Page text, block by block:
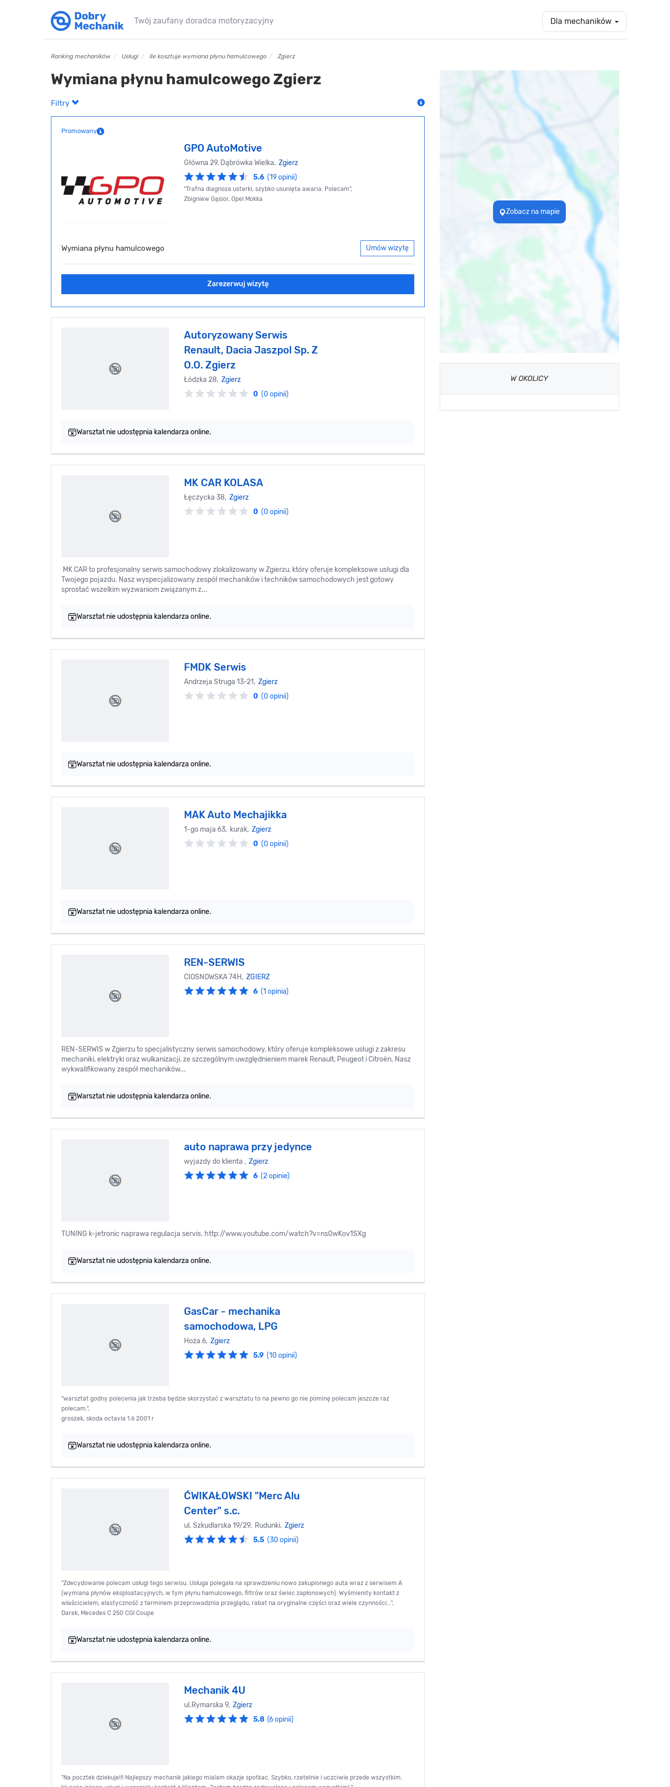
Twój zaufany doradca motoryzacyjny Dla mechaników
Ranking mechaników Usługi Ile kosztuje wymiana płynu hamulcowego Zgierz
Wymiana płynu hamulcowego Zgierz
Filtry
Promowany
GPO AutoMotive
Główna 29, Dąbrówka Wielka, Zgierz
5.6 (19 opinii)
"Trafna diagnoza usterki, szybko usunięta awaria. Polecam",
Zbigniew Gąsior, Opel Mokka
Wymiana płynu hamulcowego Umów wizytę
Zarezerwuj wizytę
Autoryzowany Serwis
Renault, Dacia Jaszpol Sp. Z
O.O. Zgierz
Łódzka 28, Zgierz
0 (0 opinii)
Warsztat nie udostępnia kalendarza online.
MK CAR KOLASA
Łęczycka 38, Zgierz
0 (0 opinii)
MK CAR to profesjonalny serwis samochodowy zlokalizowany w Zgierzu, który oferuje kompleksowe usługi dla
Twojego pojazdu. Nasz wyspecjalizowany zespół mechaników i techników samochodowych jest gotowy
sprostać wszelkim wyzwaniom związanym z...
Warsztat nie udostępnia kalendarza online.
FMDK Serwis
Andrzeja Struga 13-21, Zgierz
0 (0 opinii)
Warsztat nie udostępnia kalendarza online.
MAK Auto Mechajikka
1-go maja 63, kurak, Zgierz
0 (0 opinii)
Warsztat nie udostępnia kalendarza online.
REN-SERWIS
CIOSNOWSKA 74H, ZGIERZ
6 (1 opinia)
REN-SERWIS w Zgierzu to specjalistyczny serwis samochodowy, który oferuje kompleksowe usługi z zakresu
mechaniki, elektryki oraz wulkanizacji, ze szczególnym uwzględnieniem marek Renault, Peugeot i Citroën. Nasz
wykwalifikowany zespół mechaników...
Warsztat nie udostępnia kalendarza online.
auto naprawa przy jedynce
wyjazdy do klienta , Zgierz
6 (2 opinie)
TUNING k-jetronic naprawa regulacja servis. http://www.youtube.com/watch?v=ns0wKov1SXg
Warsztat nie udostępnia kalendarza online.
GasCar - mechanika
samochodowa, LPG
Hoża 6, Zgierz
5.9 (10 opinii)
"warsztat godny polecenia jak trzeba będzie skorzystać z warsztatu to na pewno go nie pominę polecam jeszcze raz
polecam.",
groszek, skoda octavia 1.6 2001 r
Warsztat nie udostępnia kalendarza online.
ĆWIKAŁOWSKI "Merc Alu
Center" s.c.
ul. Szkudlarska 19/29, Rudunki, Zgierz
5.5 (30 opinii)
"Zdecydowanie polecam usługi tego serwisu. Usługa polegała na sprawdzeniu nowo zakupionego auta wraz z serwisem A
(wymiana płynów eksploatacyjnych, w tym płynu hamulcowego, filtrów oraz świec zapłonowych). Wyśmienity kontakt z
właścicielem, elastyczność z terminem przeprowadznia przeglądu, rabat na oryginalne części oraz wiele czynności...",
Darek, Mecedes C 250 CGI Coupe
Warsztat nie udostępnia kalendarza online.
Mechanik 4U
ul.Rymarska 9, Zgierz
5.8 (6 opinii)
"Na pocztek dziekuje!!! Najlepszy mechanik jakiego mialam okazje spotkac. Szybko, rzetelnie i uczciwie przede wszystkim.
Zobacz na mapie
W OKOLICY